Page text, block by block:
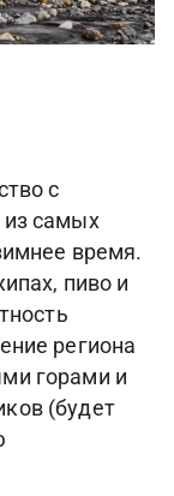
с
из самых
время.
пиво и
региона
горами и
(будет